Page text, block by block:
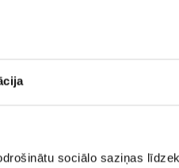
sociālo saziņas
Sertificēts Google
Latvijā.
eksperts ar doktora
aktīvi dalās
mārketinga